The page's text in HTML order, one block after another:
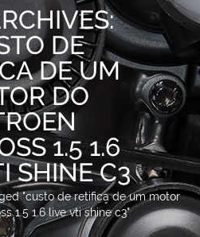
DE
DE UM
DO
1.5 1.6
SHINE C3
"custo de retifica de um motor
1.5 1.6 live vti shine c3"